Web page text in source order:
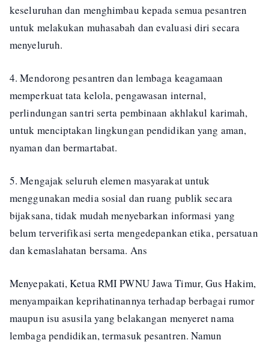
keseluruhan dan menghimbau kepada semua pesantren
untuk melakukan muhasabah dan evaluasi diri secara
menyeluruh.
4. Mendorong pesantren dan lembaga keagamaan
memperkuat tata kelola, pengawasan internal,
perlindungan santri serta pembinaan akhlakul karimah,
untuk menciptakan lingkungan pendidikan yang aman,
nyaman dan bermartabat.
5. Mengajak seluruh elemen masyarakat untuk
menggunakan media sosial dan ruang publik secara
bijaksana, tidak mudah menyebarkan informasi yang
belum terverifikasi serta mengedepankan etika, persatuan
dan kemaslahatan bersama. Ans
Menyepakati, Ketua RMI PWNU Jawa Timur, Gus Hakim,
menyampaikan keprihatinannya terhadap berbagai rumor
maupun isu asusila yang belakangan menyeret nama
lembaga pendidikan, termasuk pesantren. Namun